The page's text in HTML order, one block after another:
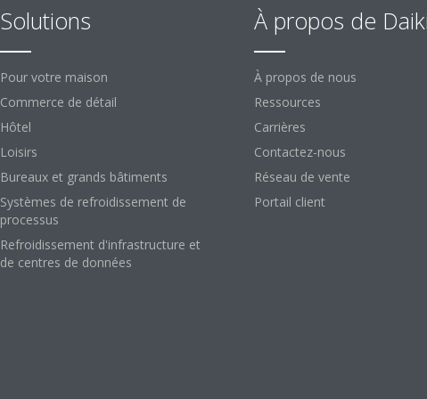
Solutions
Pour votre maison
Commerce de détail
Hôtel
Loisirs
Bureaux et grands bâtiments
Systèmes de refroidissement de
processus
Refroidissement d'infrastructure et
de centres de données
À propos de
À propos de nous
Ressources
Carrières
Contactez-nous
Réseau de vente
Portail client